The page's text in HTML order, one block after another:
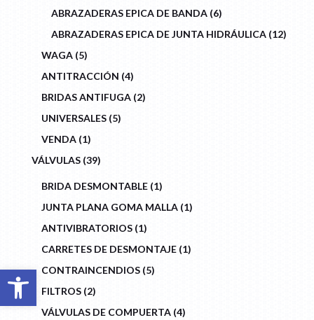
Abrir barra de herramientas
ABRAZADERAS EPICA DE BANDA 66
PRODUCTS
ABRAZADERAS EPICA DE JUNTA HIDRÁULICA 1212
WAGA 55
PRODUCTS
ANTITRACCIÓN 44
PRODUCTS
BRIDAS ANTIFUGA 22
PRODUCTS
UNIVERSALES 55
PRODUCTS
VENDA 11
PRODUCT
VÁLVULAS 3939
PRODUCTS
BRIDA DESMONTABLE 11
PRODUCT
JUNTA PLANA GOMA MALLA 11
PRODUCT
ANTIVIBRATORIOS 11
PRODUCT
CARRETES DE DESMONTAJE 11
PRODUCT
CONTRAINCENDIOS 55
PRODUCTS
FILTROS 22
PRODUCTS
VÁLVULAS DE COMPUERTA 44
PRODUCTS